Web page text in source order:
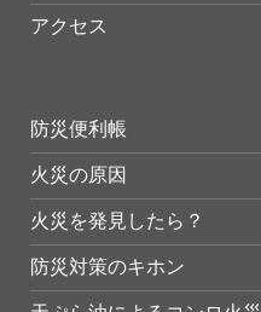
アクセス
防災便利帳
火災の原因
火災を発見したら？
防災対策のキホン